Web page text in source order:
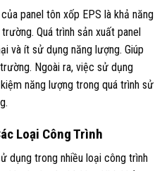
panel tôn xốp EPS là khả năng
Quá trình sản xuất panel
và ít sử dụng năng lượng. Giúp
Ngoài ra, việc sử dụng
năng lượng trong quá trình sử
Loại Công Trình
dụng trong nhiều loại công trình